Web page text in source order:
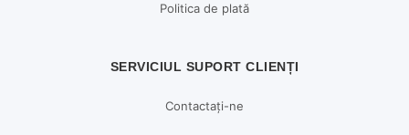
Politica de plată
SERVICIUL SUPORT CLIENȚI
Contactați-ne